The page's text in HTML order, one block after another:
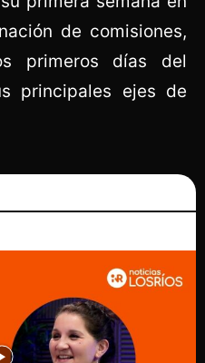
de comisiones,
primeros días del
principales ejes de